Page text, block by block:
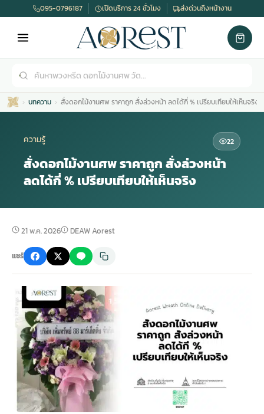
ดอกไม้หน้าศพ
จัดดอกไม้หน้าศพ
ดอกไม้หน้าหีบ
ดอกไม้หน้างานศพ
ดอกไม้หน้าโลง
จัดดอกไม้หน้ารูป
พวงหรีด กรุงเทพ
สั่งพวงหรีด
ร้านพวงหรีด
ดอกไม้พวงหรีด
พวงหรีดปทุม
พวงหรีดพระราม 2
มรุสีขาว
ไม้หน้าเมรุ
กไม้หน้าเมรุ
น้าเมรุ ราคา
มรุ กรุงเทพ
ไม้งานแต่ง
ไม้งานแต่ง ราคาถูก
ไม้งานแต่ง กรุงเทพ
อกไม้งานแต่ง
ดอกไม้งานแต่ง
ไม้งานแต่ง แบบสวยๆ
พวงหรีดพัดลม
พวงหรีดพัดลม ราคาถูก
พวงหรีดพัดลม กรุงเทพ
พวงหรีดพัดลม ส่งด่วน
สั่งพวงหรีดพัดลม
ร้านพวงหรีดพัดลม
รับจัดงานศพ
รับจัดงานศพ ครบวงจร
รับจัดงานศพ กรุงเทพ
แพ็คเกจจัดงานศพ
ค่าใช้จ่ายจัดงานศพ
จัดงานศพ วัด
095-0796187 เปิดบริการ 24 ชั่วโมง ส่งด่วนถึงหน้างาน
บทความ สั่งดอกไม้งานศพ ราคาถูก สั่งล่วงหน้า ลดได้กี่ % เปรียบเทียบให้เห็นจริง
ความรู้ 22
สั่งดอกไม้งานศพ ราคาถูก สั่งล่วงหน้า
ลดได้กี่ % เปรียบเทียบให้เห็นจริง
21 พ.ค. 2026 DEAW Aorest
แชร์